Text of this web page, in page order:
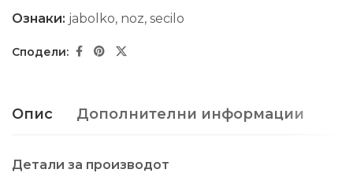
Ознаки: jabolko, noz, secilo
Опис Дополнителни информации
Детали за производот